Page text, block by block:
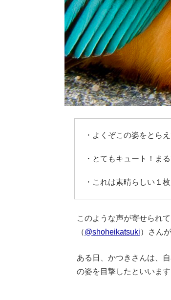
・よくぞこの姿をとら
・とてもキュート！ま
・これは素晴らしい１
このような声が寄せられ
（@shoheikatsuki）さん
ある日、かつきさんは、
の姿を目撃したといいます